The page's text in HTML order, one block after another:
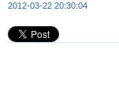
2012-03-22 20:30:04